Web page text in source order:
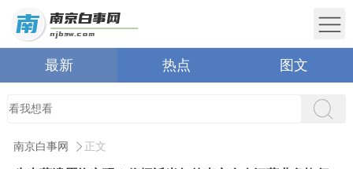
最新 热点 图文
南京白事网 正文